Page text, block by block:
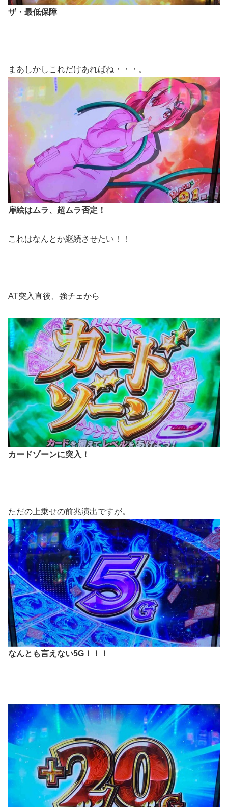
ザ・最低保障
まあしかしこれだけあればね・・・。
扉絵はムラ、超ムラ否定！
これはなんとか継続させたい！！
AT突入直後、強チェから
カードゾーンに突入！
ただの上乗せの前兆演出ですが。
なんとも言えない5G！！！